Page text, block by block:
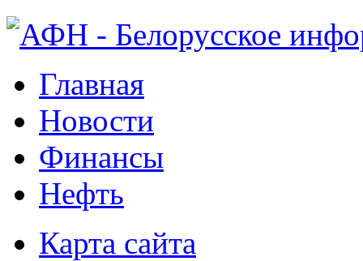
Главная
Новости
Финансы
Нефть
Карта сайта